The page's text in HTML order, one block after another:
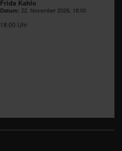
Frida Kahlo
Datum: 22. November 2026, 18:00
18:00 Uhr